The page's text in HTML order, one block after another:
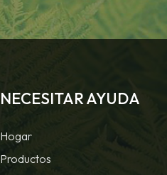
NECESITAR AYUDA
Hogar
Productos